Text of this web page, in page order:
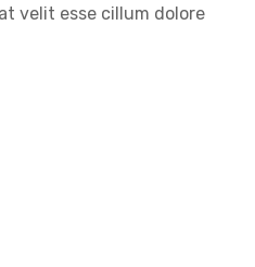
velit esse cillum dolore